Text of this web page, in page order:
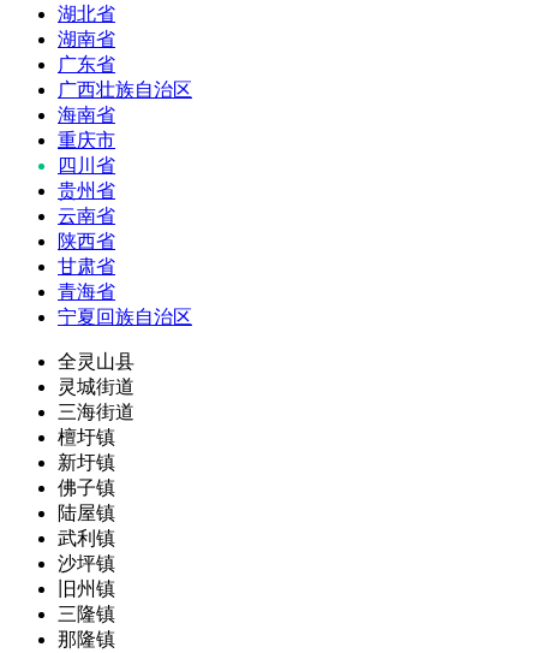
湖北省
湖南省
广东省
广西壮族自治区
海南省
重庆市
四川省
贵州省
云南省
陕西省
甘肃省
青海省
宁夏回族自治区
全灵山县
灵城街道
三海街道
檀圩镇
新圩镇
佛子镇
陆屋镇
武利镇
沙坪镇
旧州镇
三隆镇
那隆镇